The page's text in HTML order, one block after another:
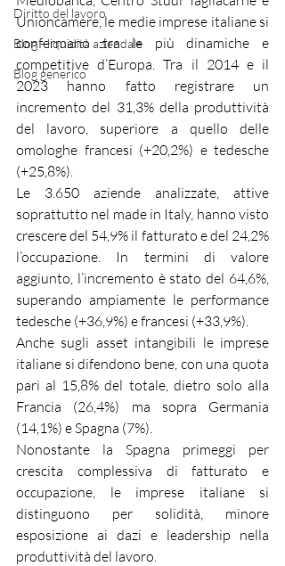
Diritto del lavoro
Blog - liquidità aziendale
Blog generico
Unioncamere, le medie imprese italiane si
confermano tra le più dinamiche e
competitive d’Europa. Tra il 2014 e il
2023 hanno fatto registrare un
incremento del 31,3% della produttività
del lavoro, superiore a quello delle
omologhe francesi (+20,2%) e tedesche
(+25,8%).
Le 3.650 aziende analizzate, attive
soprattutto nel made in Italy, hanno visto
crescere del 54,9% il fatturato e del 24,2%
l’occupazione. In termini di valore
aggiunto, l’incremento è stato del 64,6%,
superando ampiamente le performance
tedesche (+36,9%) e francesi (+33,9%).
Anche sugli asset intangibili le imprese
italiane si difendono bene, con una quota
pari al 15,8% del totale, dietro solo alla
Francia (26,4%) ma sopra Germania
(14,1%) e Spagna (7%).
Nonostante la Spagna primeggi per
crescita complessiva di fatturato e
occupazione, le imprese italiane si
distinguono per solidità, minore
esposizione ai dazi e leadership nella
produttività del lavoro.